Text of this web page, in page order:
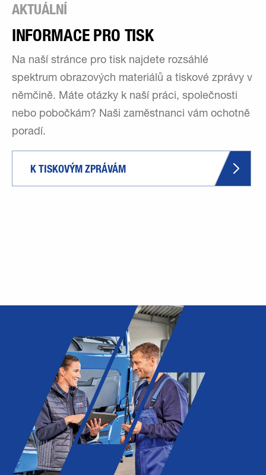
AKTUÁLNÍ
INFORMACE PRO TISK
Na naší stránce pro tisk najdete rozsáhlé
spektrum obrazových materiálů a tiskové zprávy v
němčině. Máte otázky k naší práci, společnosti
nebo pobočkám? Naši zaměstnanci vám ochotně
poradí.
K TISKOVÝM ZPRÁVÁM